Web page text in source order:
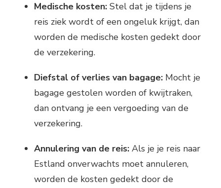
Medische kosten: Stel dat je tijdens je
reis ziek wordt of een ongeluk krijgt, dan
worden de medische kosten gedekt door
de verzekering.
Diefstal of verlies van bagage: Mocht je
bagage gestolen worden of kwijtraken,
dan ontvang je een vergoeding van de
verzekering.
Annulering van de reis: Als je je reis naar
Estland onverwachts moet annuleren,
worden de kosten gedekt door de